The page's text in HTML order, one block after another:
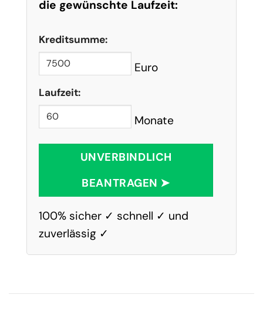
die gewünschte Laufzeit:
Kreditsumme:
Euro
Laufzeit:
Monate
UNVERBINDLICH
BEANTRAGEN ➤
100% sicher ✓ schnell ✓ und
zuverlässig ✓